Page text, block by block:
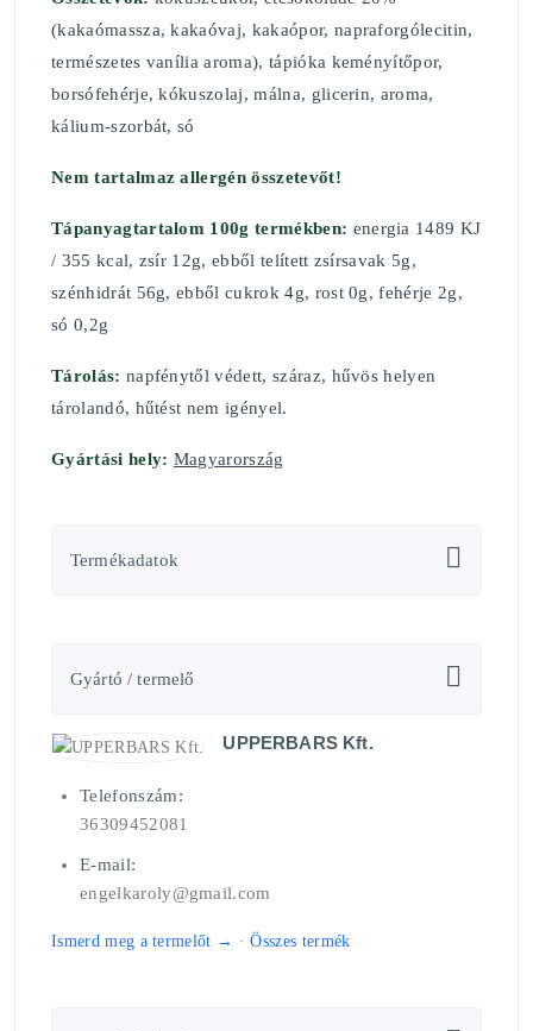
(kakaómassza, kakaóvaj, kakaópor, napraforgólecitin,
természetes vanília aroma), tápióka keményítőpor,
borsófehérje, kókuszolaj, málna, glicerin, aroma,
kálium-szorbát, só
Nem tartalmaz allergén összetevőt!
Tápanyagtartalom 100g termékben: energia 1489 KJ
/ 355 kcal, zsír 12g, ebből telített zsírsavak 5g,
szénhidrát 56g, ebből cukrok 4g, rost 0g, fehérje 2g,
só 0,2g
Tárolás: napfénytől védett, száraz, hűvös helyen
tárolandó, hűtést nem igényel.
Gyártási hely: Magyarország
Termékadatok
Gyártó / termelő
UPPERBARS Kft.
Telefonszám:
36309452081
E-mail:
engelkaroly@gmail.com
Ismerd meg a termelőt → ·Összes termék